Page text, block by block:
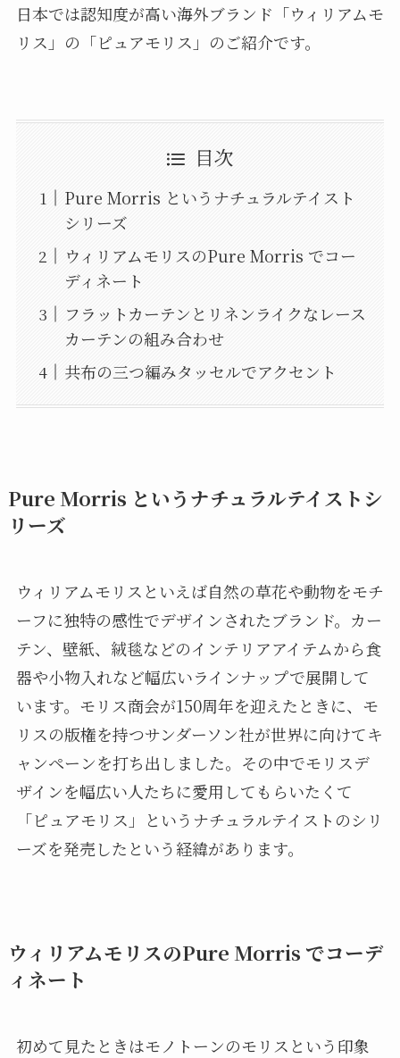
日本では認知度が高い海外ブランド「ウィリアムモ
リス」の「ピュアモリス」のご紹介です。
目次
Pure Morris というナチュラルテイスト
シリーズ
ウィリアムモリスのPure Morris でコー
ディネート
フラットカーテンとリネンライクなレース
カーテンの組み合わせ
共布の三つ編みタッセルでアクセント
Pure Morris というナチュラルテイストシ
リーズ
ウィリアムモリスといえば自然の草花や動物をモチ
ーフに独特の感性でデザインされたブランド。カー
テン、壁紙、絨毯などのインテリアアイテムから食
器や小物入れなど幅広いラインナップで展開して
います。モリス商会が150周年を迎えたときに、モ
リスの版権を持つサンダーソン社が世界に向けてキ
ャンペーンを打ち出しました。その中でモリスデ
ザインを幅広い人たちに愛用してもらいたくて
「ピュアモリス」というナチュラルテイストのシリ
ーズを発売したという経緯があります。
ウィリアムモリスのPure Morris でコーデ
ィネート
初めて見たときはモノトーンのモリスという印象